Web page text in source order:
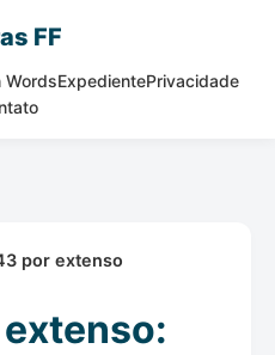
FF
WordsExpedientePrivacidade
por extenso